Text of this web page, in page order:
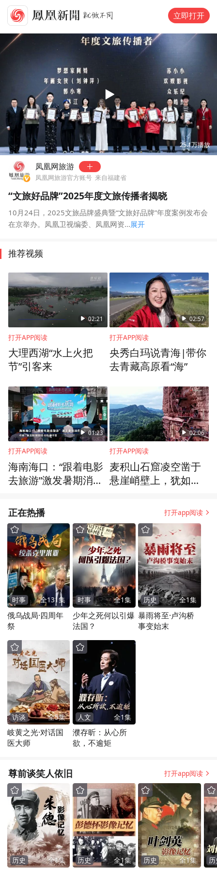
立即打开
00:00 03:14
25.1万播放
凤凰网旅游
凤凰网旅游官方账号 来自福建省
“文旅好品牌”2025年度文旅传播者揭晓
10月24日，2025文旅品牌盛典暨“文旅好品牌”年度案例发布会
在京举办。凤凰卫视编委、凤凰网资...展开
推荐视频
02:21
打开APP阅读
大理西湖“水上火把
节”引客来
02:57
打开APP阅读
央秀白玛说青海|带你
去青藏高原看“海”
01:23
打开APP阅读
海南海口：“跟着电影
去旅游”激发暑期消费
02:06
打开APP阅读
麦积山石窟凌空凿于
悬崖峭壁上，犹如一
正在热播 打开app阅读
时事 全131集
俄乌战局·四周年
祭
时事 全1集
少年之死何以引爆
法国？
历史 全1集
暴雨将至·卢沟桥
事变始末
访谈 全5集
岐黄之光·对话国
医大师
人文 全1集
濮存昕：从心所
欲，不逾矩
尊前谈笑人依旧 打开app阅读
历史 全1集 历史 全1集 历史 全1集